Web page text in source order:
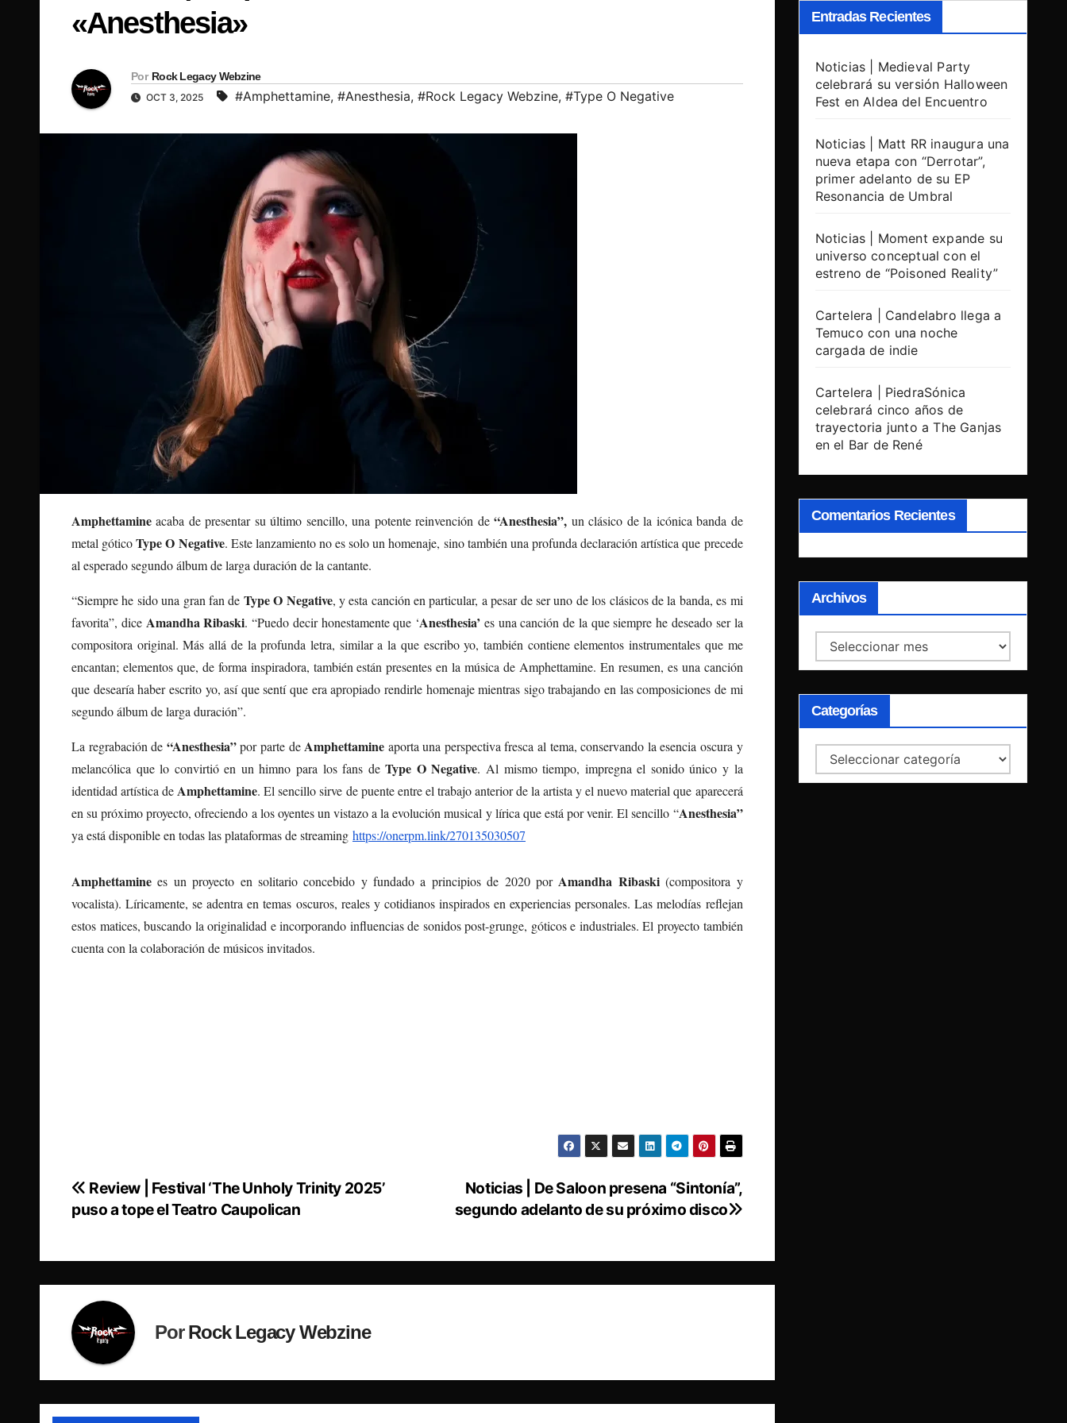
«Anesthesia»
Por Rock Legacy Webzine
OCT 3, 2025 #Amphettamine, #Anesthesia, #Rock Legacy Webzine, #Type O Negative
Amphettamine acaba de presentar su último sencillo, una potente reinvención de“Anesthesia”, un clásico de la icónica banda de
metal góticoType O Negative. Este lanzamiento no es solo un homenaje, sino también una profunda declaración artística que precede
al esperado segundo álbum de larga duración de la cantante.
“Siempre he sido una gran fan de Type O Negative, y esta canción en particular, a pesar de ser uno de los clásicos de la banda, es mi
favorita”, dice Amandha Ribaski. “Puedo decir honestamente que ‘Anesthesia’ es una canción de la que siempre he deseado ser la
compositora original. Más allá de la profunda letra, similar a la que escribo yo, también contiene elementos instrumentales que me
encantan; elementos que, de forma inspiradora, también están presentes en la música de Amphettamine. En resumen, es una canción
que desearía haber escrito yo, así que sentí que era apropiado rendirle homenaje mientras sigo trabajando en las composiciones de mi
segundo álbum de larga duración”.
La regrabación de “Anesthesia”por parte de Amphettamine aporta una perspectiva fresca al tema, conservando la esencia oscura y
melancólica que lo convirtió en un himno para los fans deType O Negative. Al mismo tiempo, impregna el sonido único y la
identidad artística de Amphettamine. El sencillo sirve de puente entre el trabajo anterior de la artista y el nuevo material que aparecerá
en su próximo proyecto, ofreciendo a los oyentes un vistazo a la evolución musical y lírica que está por venir. El sencillo “Anesthesia”
ya está disponible en todas las plataformas de streaming https://onerpm.link/270135030507
Amphettamine es un proyecto en solitario concebido y fundado a principios de 2020 por Amandha Ribaski(compositora y
vocalista). Líricamente, se adentra en temas oscuros, reales y cotidianos inspirados en experiencias personales. Las melodías reflejan
estos matices, buscando la originalidad e incorporando influencias de sonidos post-grunge, góticos e industriales. El proyecto también
cuenta con la colaboración de músicos invitados.
Navegación
de
entradas
Noticias | De Saloon presena “Sintonía”,
segundo adelanto de su próximo disco
Review | Festival ‘The Unholy Trinity 2025’
puso a tope el Teatro Caupolican
PorRock Legacy Webzine
Entradas Recientes
Noticias | Medieval Party
celebrará su versión Halloween
Fest en Aldea del Encuentro
Noticias | Matt RR inaugura una
nueva etapa con “Derrotar”,
primer adelanto de su EP
Resonancia de Umbral
Noticias | Moment expande su
universo conceptual con el
estreno de “Poisoned Reality”
Cartelera | Candelabro llega a
Temuco con una noche
cargada de indie
Cartelera | PiedraSónica
celebrará cinco años de
trayectoria junto a The Ganjas
en el Bar de René
Comentarios Recientes
Archivos
Archivos
Categorías
Categorías